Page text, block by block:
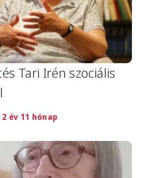
Tari Irén szociális
2 év 11 hónap